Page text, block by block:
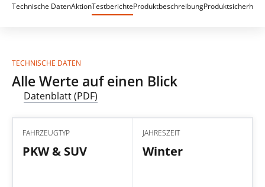
Technische DatenAktionTestberichteProduktbeschreibungProduktsicherheit
TECHNISCHE DATEN
Alle Werte auf einen Blick
Datenblatt (PDF)
FAHRZEUGTYP
PKW & SUV
JAHRESZEIT
Winter